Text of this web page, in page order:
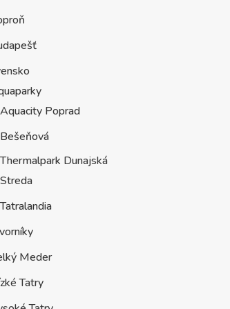
Aquacity Poprad
Bešeňová
Thermalpark Dunajská
Streda
Tatralandia
Meder
Tatry